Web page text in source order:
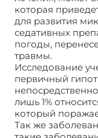
которая
для развития
седативных
погоды,
травмы.
Исследование
первичный
лишь 1%
который
Так же